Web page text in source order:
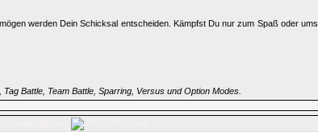
werden Dein Schicksal entscheiden. Kämpfst Du nur zum Spaß oder ums
Battle, Team Battle, Sparring, Versus und Option Modes.